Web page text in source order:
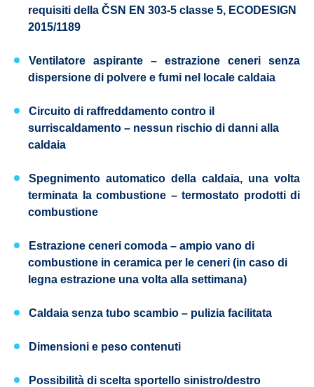
requisiti della ČSN EN 303-5 classe 5, ECODESIGN
2015/1189
Ventilatore aspirante – estrazione ceneri senza
dispersione di polvere e fumi nel locale caldaia
Circuito di raffreddamento contro il
surriscaldamento – nessun rischio di danni alla
caldaia
Spegnimento automatico della caldaia, una volta
terminata la combustione – termostato prodotti di
combustione
Estrazione ceneri comoda – ampio vano di
combustione in ceramica per le ceneri (in caso di
legna estrazione una volta alla settimana)
Caldaia senza tubo scambio – pulizia facilitata
Dimensioni e peso contenuti
Possibilità di scelta sportello sinistro/destro